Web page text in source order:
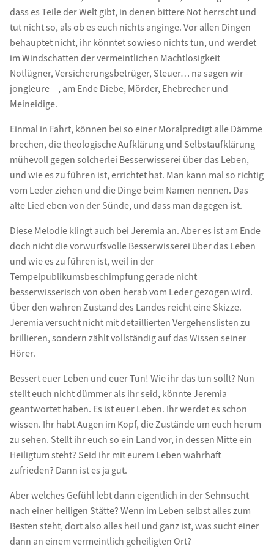
dass es Teile der Welt gibt, in denen bittere Not herrscht und
tut nicht so, als ob es euch nichts anginge. Vor allen Dingen
behauptet nicht, ihr könntet sowieso nichts tun, und werdet
im Windschatten der vermeintlichen Machtlosigkeit
Notlügner, Versicherungsbetrüger, Steuer… na sagen wir -
jongleure – , am Ende Diebe, Mörder, Ehebrecher und
Meineidige.
Einmal in Fahrt, können bei so einer Moralpredigt alle Dämme
brechen, die theologische Aufklärung und Selbstaufklärung
mühevoll gegen solcherlei Besserwisserei über das Leben,
und wie es zu führen ist, errichtet hat. Man kann mal so richtig
vom Leder ziehen und die Dinge beim Namen nennen. Das
alte Lied eben von der Sünde, und dass man dagegen ist.
Diese Melodie klingt auch bei Jeremia an. Aber es ist am Ende
doch nicht die vorwurfsvolle Besserwisserei über das Leben
und wie es zu führen ist, weil in der
Tempelpublikumsbeschimpfung gerade nicht
besserwisserisch von oben herab vom Leder gezogen wird.
Über den wahren Zustand des Landes reicht eine Skizze.
Jeremia versucht nicht mit detaillierten Vergehenslisten zu
brillieren, sondern zählt vollständig auf das Wissen seiner
Hörer.
Bessert euer Leben und euer Tun! Wie ihr das tun sollt? Nun
stellt euch nicht dümmer als ihr seid, könnte Jeremia
geantwortet haben. Es ist euer Leben. Ihr werdet es schon
wissen. Ihr habt Augen im Kopf, die Zustände um euch herum
zu sehen. Stellt ihr euch so ein Land vor, in dessen Mitte ein
Heiligtum steht? Seid ihr mit eurem Leben wahrhaft
zufrieden? Dann ist es ja gut.
Aber welches Gefühl lebt dann eigentlich in der Sehnsucht
nach einer heiligen Stätte? Wenn im Leben selbst alles zum
Besten steht, dort also alles heil und ganz ist, was sucht einer
dann an einem vermeintlich geheiligten Ort?